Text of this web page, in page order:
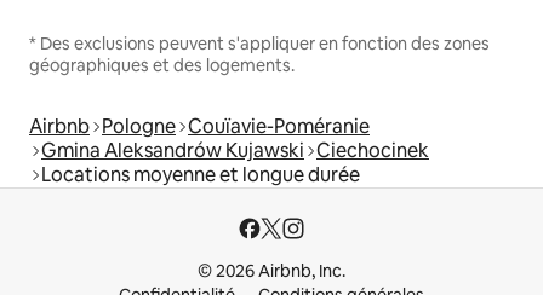
* Des exclusions peuvent s'appliquer en fonction des zones
géographiques et des logements.
Airbnb Pologne Couïavie-Poméranie
Gmina Aleksandrów Kujawski Ciechocinek
Locations moyenne et longue durée
© 2026 Airbnb, Inc.